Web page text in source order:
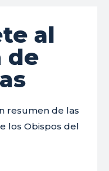
al
de
resumen de las
los Obispos del